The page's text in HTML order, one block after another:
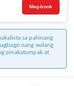
Mag-book
sa pahinang
nang walang
pinakatumpak at